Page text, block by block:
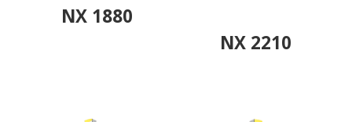
NX 1880
NX 2210